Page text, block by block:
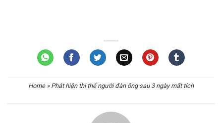
Home» Phát hiện thi thể người đàn ông sau 3 ngày mất tích